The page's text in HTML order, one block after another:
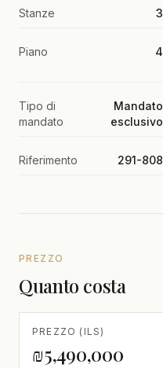
Stanze 3
Piano 4
Tipo di
mandato
Mandato
esclusivo
Riferimento 291-808
PREZZO
Quanto costa
PREZZO (ILS)
₪5,490,000